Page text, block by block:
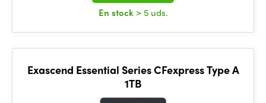
En stock > 5 uds.
Exascend Essential Series CFexpress Type A
1TB